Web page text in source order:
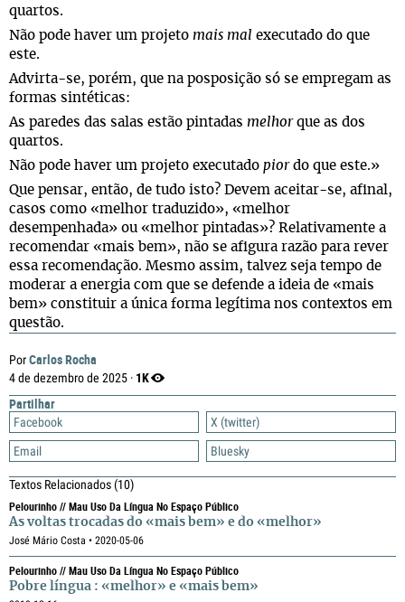
PorCarlos Rocha
4 de dezembro de 2025 · 1K
Partilhar
Facebook
X (twitter)
Email
Bluesky
Textos Relacionados(10)
Pelourinho // Mau Uso Da Língua No Espaço Público
As voltas trocadas do «mais bem» e do «melhor»
José Mário Costa • 2020-05-06
Pelourinho // Mau Uso Da Língua No Espaço Público
Pobre língua : «melhor» e «mais bem»
quartos.
Não pode haver um projeto mais mal executado do que
este.
Advirta-se, porém, que na posposição só se empregam as
formas sintéticas:
As paredes das salas estão pintadas melhorque as dos
quartos.
Não pode haver um projeto executado piordo que este.»
Que pensar, então, de tudo isto? Devem aceitar-se, afinal,
casos como «melhor traduzido», «melhor
desempenhada» ou «melhor pintadas»? Relativamente a
recomendar «mais bem», não se afigura razão para rever
essa recomendação. Mesmo assim, talvez seja tempo de
moderar a energia com que se defende a ideia de «mais
bem» constituir a única forma legítima nos contextos em
questão.